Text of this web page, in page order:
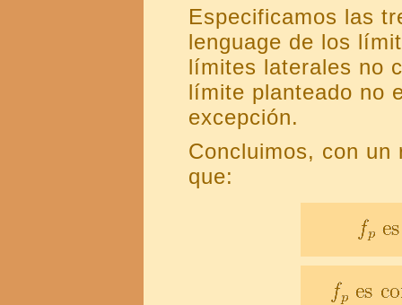
Especificamos las
lenguage de los
límites laterales no
límite planteado no
excepción.
Concluimos, con
que: